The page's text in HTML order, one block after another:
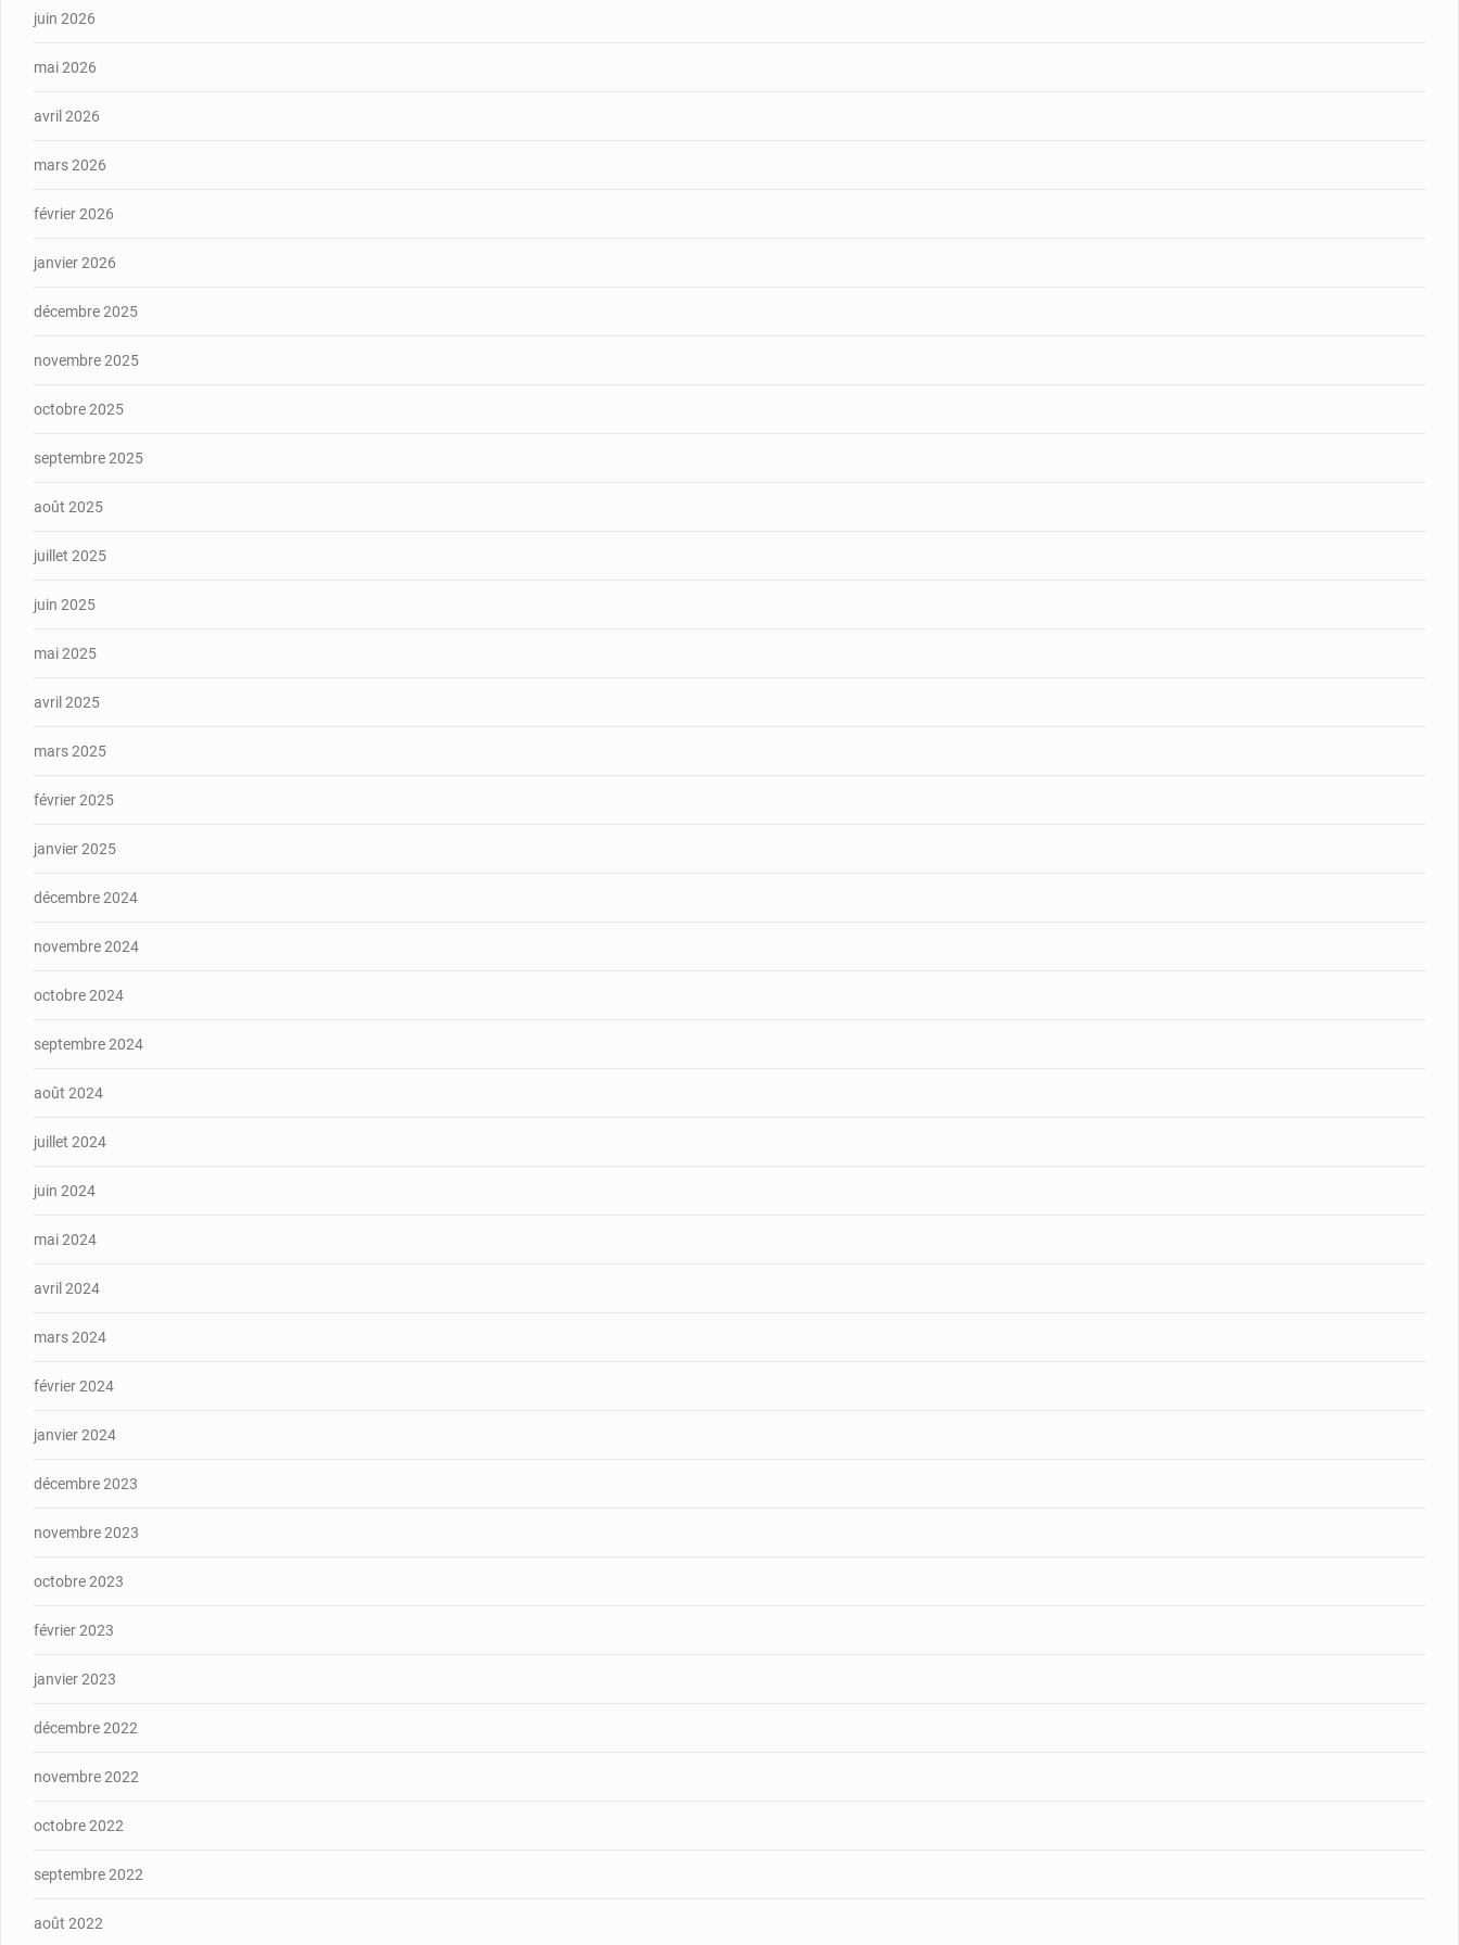
juin 2026
mai 2026
avril 2026
mars 2026
février 2026
janvier 2026
décembre 2025
novembre 2025
octobre 2025
septembre 2025
août 2025
juillet 2025
juin 2025
mai 2025
avril 2025
mars 2025
février 2025
janvier 2025
décembre 2024
novembre 2024
octobre 2024
septembre 2024
août 2024
juillet 2024
juin 2024
mai 2024
avril 2024
mars 2024
février 2024
janvier 2024
décembre 2023
novembre 2023
octobre 2023
février 2023
janvier 2023
décembre 2022
novembre 2022
octobre 2022
septembre 2022
août 2022